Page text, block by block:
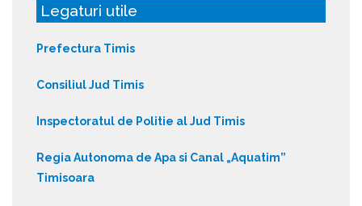
Legaturi utile
Prefectura Timis
Consiliul Jud Timis
Inspectoratul de Politie al Jud Timis
Regia Autonoma de Apa si Canal „Aquatim”
Timisoara